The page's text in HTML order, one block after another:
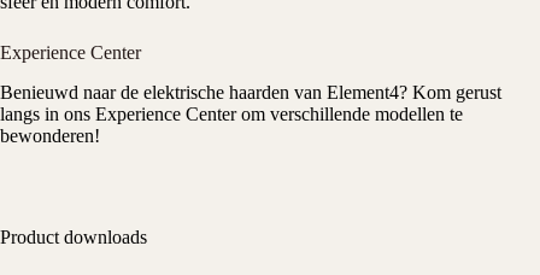
Experience Center
Benieuwd naar de elektrische haarden van Element4? Kom gerust
langs in ons Experience Centerom verschillende modellen te
bewonderen!
Product downloads